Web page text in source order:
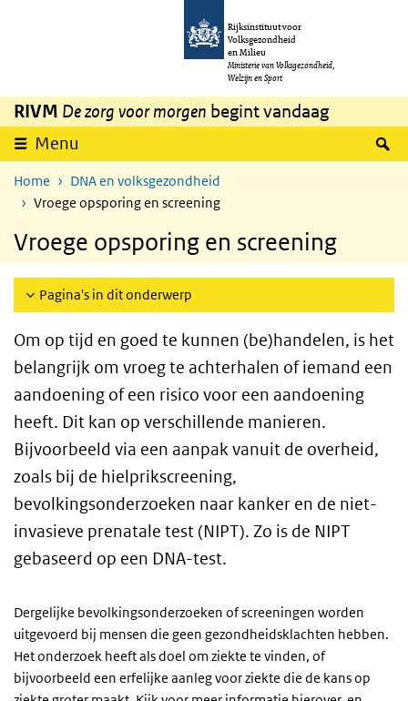
Overslaan en naar de inhoud gaan
Rijksinstituut voor
Volksgezondheid
en Milieu
Ministerie van Volksgezondheid,
Welzijn en Sport
RIVM De zorg voor morgen begint vandaag
Menu
Home
DNA en volksgezondheid
Vroege opsporing en screening
Vroege opsporing en screening
Pagina's in dit onderwerp
Om op tijd en goed te kunnen (be)handelen, is het
belangrijk om vroeg te achterhalen of iemand een
aandoening of een risico voor een aandoening
heeft. Dit kan op verschillende manieren.
Bijvoorbeeld via een aanpak vanuit de overheid,
zoals bij de hielprikscreening,
bevolkingsonderzoeken naar kanker en de niet-
invasieve prenatale test (NIPT). Zo is de NIPT
gebaseerd op een DNA-test.
Dergelijke bevolkingsonderzoeken of screeningen worden
uitgevoerd bij mensen die geen gezondheidsklachten hebben.
Het onderzoek heeft als doel om ziekte te vinden, of
bijvoorbeeld een erfelijke aanleg voor ziekte die de kans op